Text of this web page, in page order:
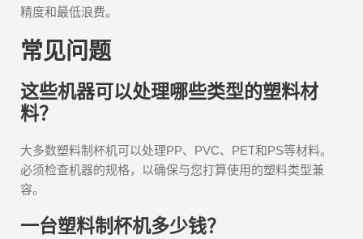
精度和最低浪费。
常见问题
这些机器可以处理哪些类型的塑料材
料？
大多数塑料制杯机可以处理PP、PVC、PET和PS等材料。
必须检查机器的规格，以确保与您打算使用的塑料类型兼
容。
一台塑料制杯机多少钱？